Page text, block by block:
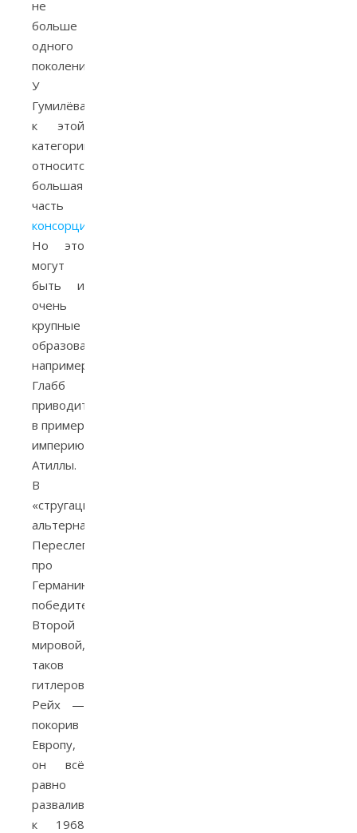
не
больше
одного
поколения.
У
Гумилёва
к этой
категории
относится
большая
часть
консорций
Но это
могут
быть и
очень
крупные
образования,
например,
Глабб
приводит
в пример
империю
Атиллы.
В
«стругацкофильской»
альтернативке
Переслегина
про
Германию-
победительницу
Второй
мировой,
таков
гитлеровский
Рейх —
покорив
Европу,
он всё
равно
разваливается
к 1968